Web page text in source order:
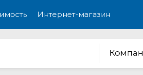
Интернет-магазин